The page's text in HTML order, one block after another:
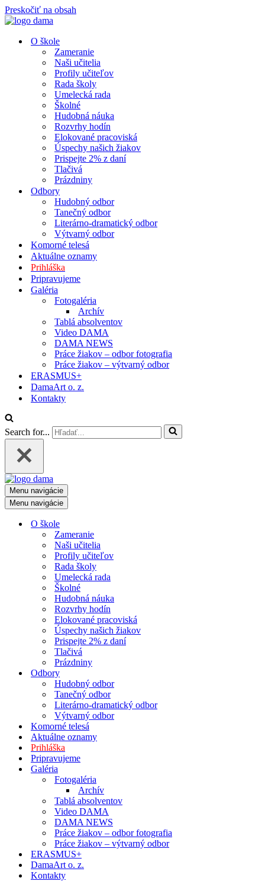
Preskočiť na obsah
O škole
Zameranie
Naši učitelia
Profily učiteľov
Rada školy
Umelecká rada
Školné
Hudobná náuka
Rozvrhy hodín
Elokované pracoviská
Úspechy našich žiakov
Prispejte 2% z daní
Tlačivá
Prázdniny
Odbory
Hudobný odbor
Tanečný odbor
Literárno-dramatický odbor
Výtvarný odbor
Komorné telesá
Aktuálne oznamy
Prihláška
Pripravujeme
Galéria
Fotogaléria
Archív
Tablá absolventov
Video DAMA
DAMA NEWS
Práce žiakov – odbor fotografia
Práce žiakov – výtvarný odbor
ERASMUS+
DamaArt o. z.
Kontakty
Search for...
Menu navigácie
Menu navigácie
O škole
Zameranie
Naši učitelia
Profily učiteľov
Rada školy
Umelecká rada
Školné
Hudobná náuka
Rozvrhy hodín
Elokované pracoviská
Úspechy našich žiakov
Prispejte 2% z daní
Tlačivá
Prázdniny
Odbory
Hudobný odbor
Tanečný odbor
Literárno-dramatický odbor
Výtvarný odbor
Komorné telesá
Aktuálne oznamy
Prihláška
Pripravujeme
Galéria
Fotogaléria
Archív
Tablá absolventov
Video DAMA
DAMA NEWS
Práce žiakov – odbor fotografia
Práce žiakov – výtvarný odbor
ERASMUS+
DamaArt o. z.
Kontakty